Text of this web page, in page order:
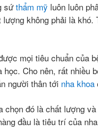
sứthẩm mỹ luôn luôn
không phải là
mọi tiêu chuẩn của
học. Cho nên, rất nhiều
người thân tới nha khoa
đó là chất lượng
đầu là tiêu trí của